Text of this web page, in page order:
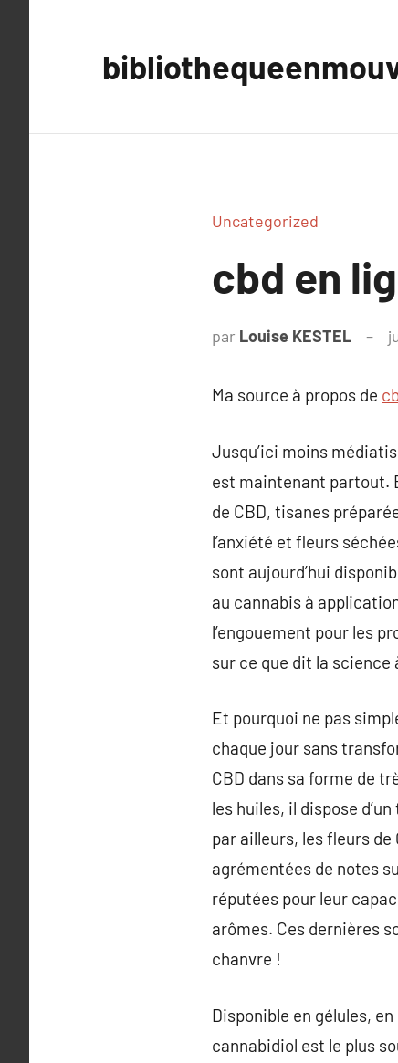
Uncategorized
cbd en
par Louise KESTEL
Ma source à propos de
Jusqu’ici moins
est maintenant partout.
de CBD, tisanes
l’anxiété et fleurs
sont aujourd’hui
au cannabis à
l’engouement pour les
sur ce que dit la science
Et pourquoi ne pas
chaque jour sans
CBD dans sa forme de
les huiles, il dispose
par ailleurs, les fleurs
agrémentées de notes
réputées pour leur
arômes. Ces dernières
chanvre !
Disponible en gélules,
cannabidiol est le plus